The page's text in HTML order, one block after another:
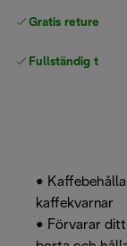
Gratis returer
Fullständig
•
kaffekvarnar
• Förvarar